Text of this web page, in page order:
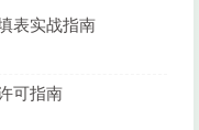
表实战指南
可指南